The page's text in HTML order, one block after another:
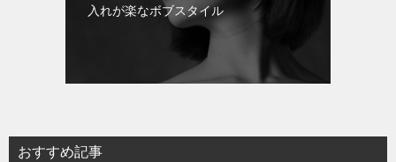
入れが楽なボブスタイル
おすすめ記事